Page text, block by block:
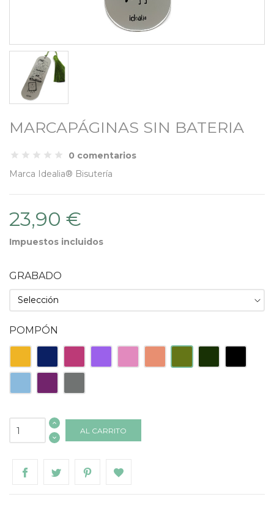
MARCAPÁGINAS SIN BATERIA
0 comentarios
Marca Idealia® Bisutería
23,90 €
Impuestos incluidos
GRABADO
POMPÓN
AmarilloAzul
Oscuro
Fucsia
Verde
Claro
Verde
Oscuro
Negro
CelesteMorado
AL CARRITO